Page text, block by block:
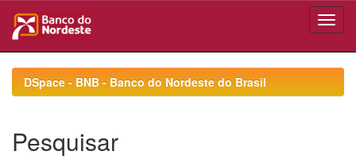
navigationDSpace - BNB - Banco do Nordeste do Brasil
Pesquisar